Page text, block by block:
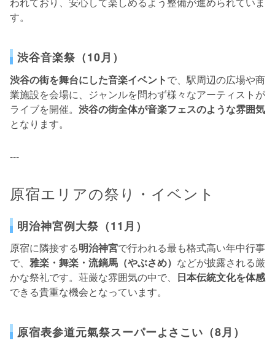
す。
渋谷音楽祭（10月）
渋谷の街を舞台にした音楽イベントで、駅周辺の広場や商
業施設を会場に、ジャンルを問わず様々なアーティストが
ライブを開催。 渋谷の街全体が音楽フェスのような雰囲気
となります。
---
原宿エリアの祭り・イベント
明治神宮例大祭（11月）
原宿に隣接する明治神宮で行われる最も格式高い年中行事
で、 雅楽・舞楽・流鏑馬（やぶさめ） などが披露される厳
かな祭礼です。荘厳な雰囲気の中で、 日本伝統文化を体感
できる貴重な機会となっています。
原宿表参道元氣祭スーパーよさこい（8月）